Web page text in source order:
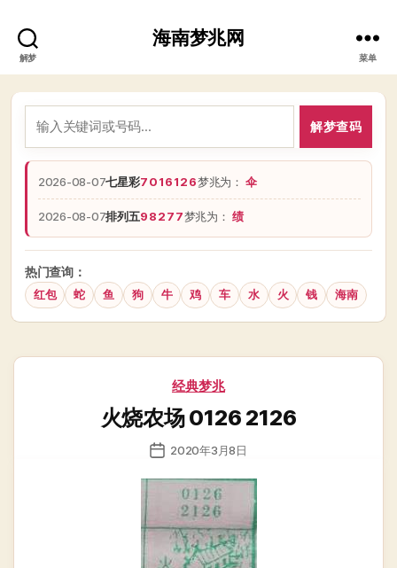
解梦
海南梦兆网
菜单
解梦查码
2026-08-07七星彩7016126梦兆为：伞
2026-08-07排列五98277梦兆为：绩
热门查询：
红包 蛇 鱼 狗 牛 鸡 车 水 火 钱 海南
分
经典梦兆
火烧农场 0126 2126
发
日
2020年3月8日